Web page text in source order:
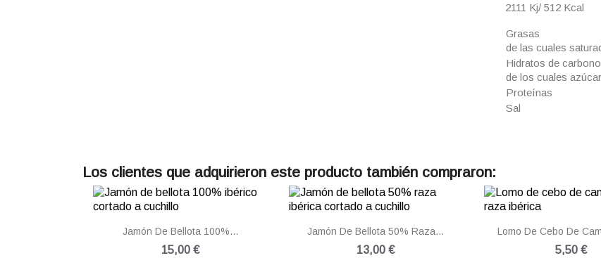
2111 Kj/ 512 Kcal
Grasas
de las cuales
Hidratos de carbono
de los cuales
Proteínas
Sal
Los clientes que adquirieron este producto también compraron:
 Vista rápida
Jamón De Bellota 100%...
15,00 €
 Vista rápida
Jamón De Bellota 50% Raza...
13,00 €
 Vista
Lomo De Cebo De
5,50 €